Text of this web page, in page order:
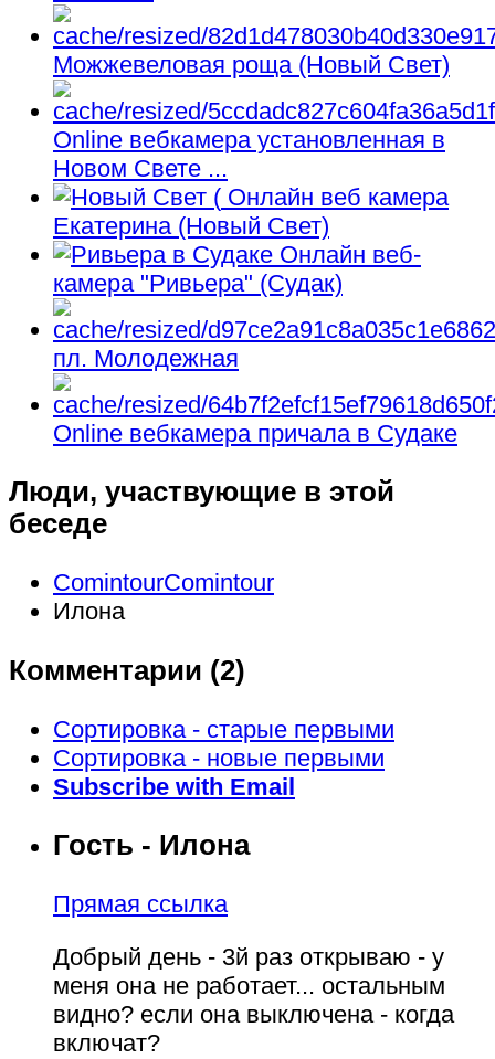
Можжевеловая роща (Новый Свет)
Online вебкамера установленная в
Новом Свете ...
Онлайн веб камера
Екатерина (Новый Свет)
Онлайн веб-
камера "Ривьера" (Судак)
пл. Молодежная
Online вебкамера причала в Судаке
Люди, участвующие в этой
беседе
СomintourСomintour
Илона
Комментарии (2)
Сортировка - старые первыми
Сортировка - новые первыми
Subscribe with Email
Гость - Илона
Прямая ссылка
Добрый день - 3й раз открываю - у
меня она не работает... остальным
видно? если она выключена - когда
включат?